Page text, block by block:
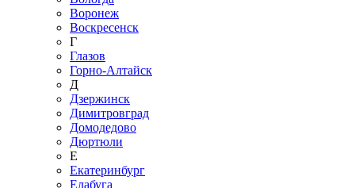
Воронеж
Воскресенск
Г
Глазов
Горно-Алтайск
Д
Дзержинск
Димитровград
Домодедово
Дюртюли
Е
Екатеринбург
Елабуга